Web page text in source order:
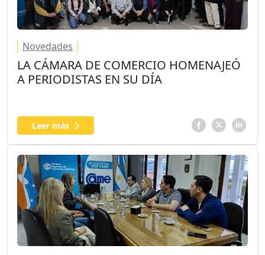
Novedades
LA CÁMARA DE COMERCIO HOMENAJEÓ
A PERIODISTAS EN SU DÍA
Leer más